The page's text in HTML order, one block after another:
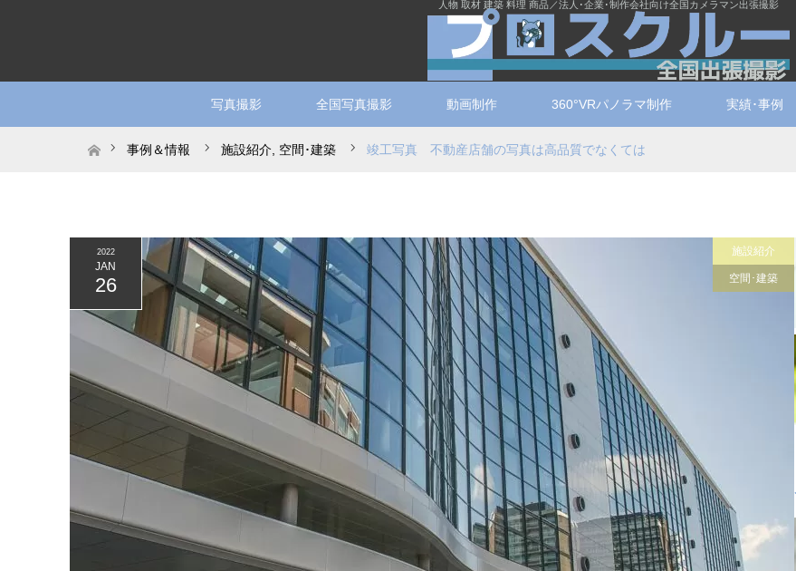
人物 取材 建築 料理 商品／法人･企業･制作会社向け全国カメラマン出張撮影
写真撮影 全国写真撮影 動画制作 360°VRパノラマ制作 実績･事例
ホーム事例＆情報 施設紹介 空間･建築 竣工写真 不動産店舗の写真は高品質でなくては
2022
JAN
26
施設紹介
空間･建築